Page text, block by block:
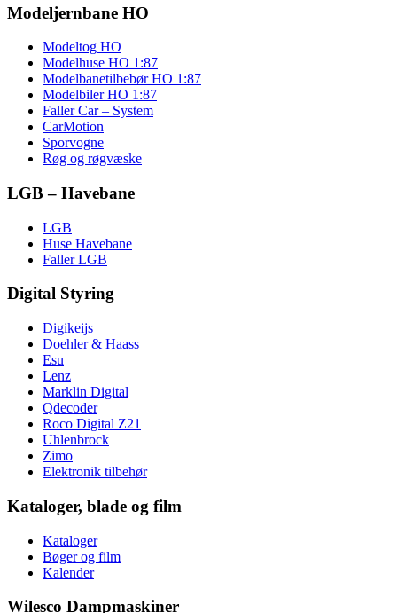
Modeljernbane HO
Modeltog HO
Modelhuse HO 1:87
Modelbanetilbebør HO 1:87
Modelbiler HO 1:87
Faller Car – System
CarMotion
Sporvogne
Røg og røgvæske
LGB – Havebane
LGB
Huse Havebane
Faller LGB
Digital Styring
Digikeijs
Doehler & Haass
Esu
Lenz
Marklin Digital
Qdecoder
Roco Digital Z21
Uhlenbrock
Zimo
Elektronik tilbehør
Kataloger, blade og film
Kataloger
Bøger og film
Kalender
Wilesco Dampmaskiner